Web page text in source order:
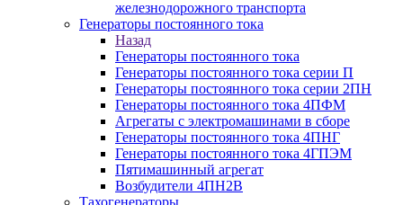
железнодорожного транспорта
Генераторы постоянного тока
Назад
Генераторы постоянного тока
Генераторы постоянного тока серии П
Генераторы постоянного тока серии 2ПН
Генераторы постоянного тока 4ПФМ
Агрегаты с электромашинами в сборе
Генераторы постоянного тока 4ПНГ
Генераторы постоянного тока 4ГПЭМ
Пятимашинный агрегат
Возбудители 4ПН2В
Тахогенераторы